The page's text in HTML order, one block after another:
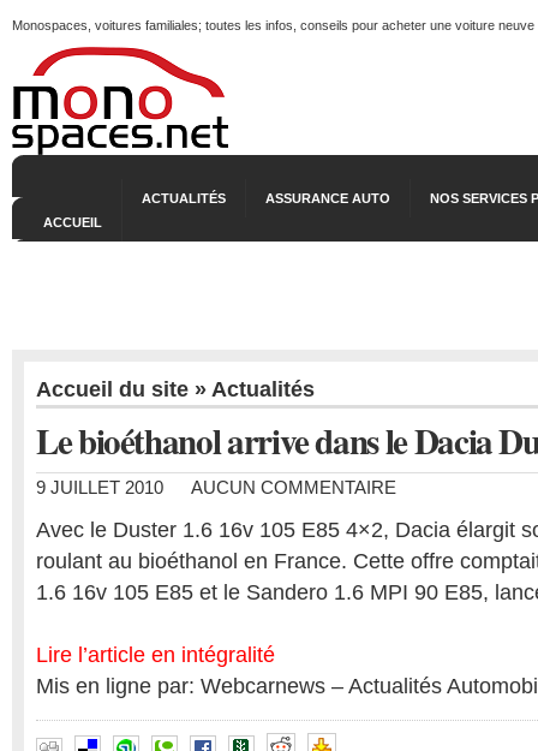
Monospaces, voitures familiales; toutes les infos, conseils pour acheter une voiture
ACCUEIL
ACTUALITÉS ASSURANCE AUTO NOS SERVICES
Accueil du site » Actualités
Le bioéthanol arrive dans le Dacia
9 JUILLET 2010 AUCUN COMMENTAIRE
Avec le Duster 1.6 16v 105 E85 4×2, Dacia élargit
roulant au bioéthanol en France. Cette offre
1.6 16v 105 E85 et le Sandero 1.6 MPI 90 E85,
Lire l’article en intégralité
Mis en ligne par: Webcarnews – Actualités